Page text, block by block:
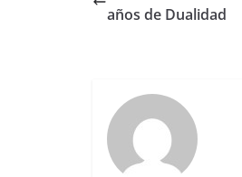
años de Dualidad